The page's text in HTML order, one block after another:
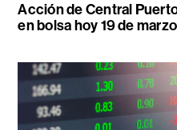
Acción de Central
en bolsa hoy 19 de